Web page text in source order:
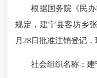
根据国务院《民办
规定，建宁县客坊乡
月28日批准注销登记，
社会组织名称：建